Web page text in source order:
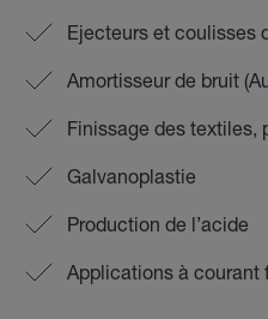
Ejecteurs et coulisses
Amortisseur de bruit
Finissage des textiles,
Galvanoplastie
Production de l’acide
Applications à courant